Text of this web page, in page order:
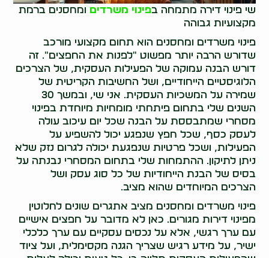
שי פינוי דירה מתמחה בפינוי משרדים ומחסנים ברמת
מקצועיות גבוהה
פינוי משרדים ומחסנים הוא תחום מקצועי מורכב
שדורש הרבה יותר מפשוט "לפנות את החפצים". זה
דורש הבנה עמוקה של הפעילות העסקית, של הצרכים
הלוגיסטיים הייחודיים, ושל החשיבות הקריטית של
שמירה על המשכיות העסקית. אני שי, ובמשך 30
השנים שלי בתחום פיתחתי מומחיות מיוחדת בפינוי
מסחרי שמתבססת על הבנה שכל יום עיכוב עולה
לעסק כסף, שכל חפץ שנפגע יכול להשפיע על
הפעילות, ושכל פרטיות שנפגעת יכולה לגרום נזק שלא
ניתן לתיקון. ההתמחות שלי בתחום המסחרי נבנתה על
בסיס של הבנת הייחודיות של כל סוג עסק ושל
הצרכים המיוחדים שהוא מציב.
פינוי משרדים ומחסנים מציב אתגרים שונים לחלוטין
מפינוי דירות מגורים. כאן לא מדובר על חפצים אישיים
עם ערך רגשי, אלא על נכסים עסקיים עם ערך כלכלי
ישיר, על מידע רגיש שצריך הגנה מקסימלית, ועל ציוד